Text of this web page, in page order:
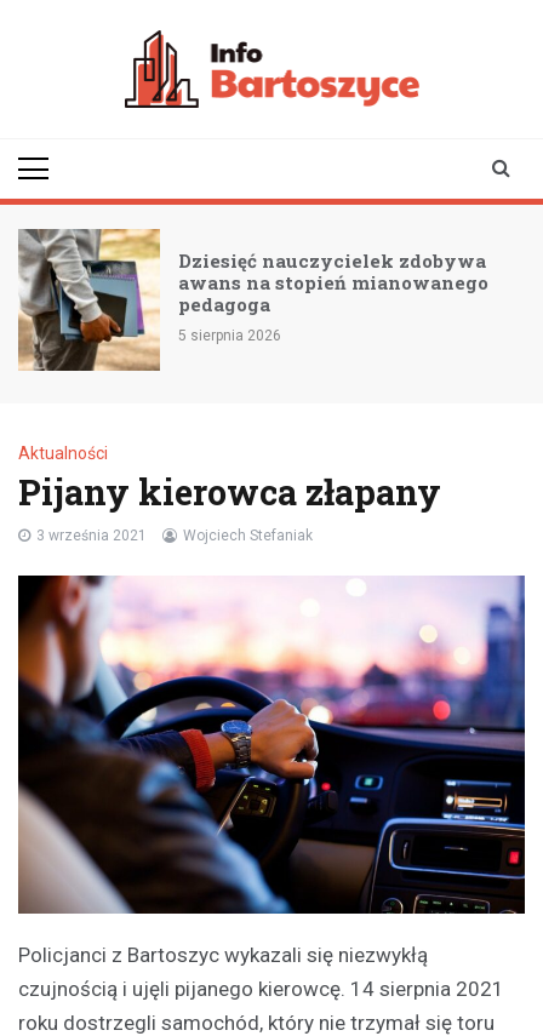
Dziesięć nauczycielek zdobywa
awans na stopień mianowanego
pedagoga
5 sierpnia 2026
Aktualności
Pijany kierowca złapany
3 września 2021 Wojciech Stefaniak
Policjanci z Bartoszyc wykazali się niezwykłą
czujnością i ujęli pijanego kierowcę. 14 sierpnia 2021
roku dostrzegli samochód, który nie trzymał się toru